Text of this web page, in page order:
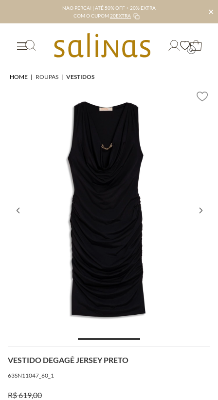
NÃO PERCA! | ATÉ 50% OFF + 20% EXTRA
COM O CUPOM 20EXTRA ✕
0
HOME | ROUPAS | VESTIDOS
VESTIDO DEGAGÊ JERSEY PRETO
63SN11047_60_1
R$ 619,00